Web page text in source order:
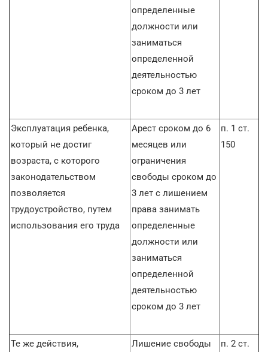
определенные
должности или
заниматься
определенной
деятельностью
сроком до 3 лет
Эксплуатация ребенка,
который не достиг
возраста, с которого
законодательством
позволяется
трудоустройство, путем
использования его труда
Арест сроком до 6
месяцев или
ограничения
свободы сроком до
3 лет с лишением
права занимать
определенные
должности или
заниматься
определенной
деятельностью
сроком до 3 лет
п. 1 ст.
150
Те же действия,
Лишение свободы
п. 2 ст.